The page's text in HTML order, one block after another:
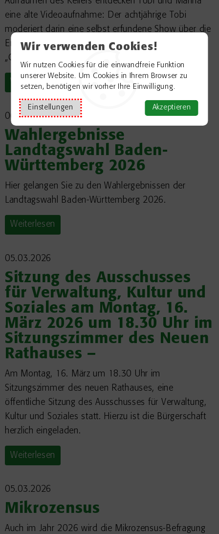
Wir verwenden Cookies!
Wir nutzen Cookies für die einwandfreie Funktion
unserer Website. Um Cookies in Ihrem Browser zu
setzen, benötigen wir vorher Ihre Einwilligung.
Einstellungen Akzeptieren
eine alte Videoaufnahme: Der achtjährige Tobi
moderiert darin eine selbst erfundene Show über die
Erde in unseren Böden – und stellt seine allererste
„Checker-Frage“:
Weiterlesen
06.03.2026
Wahlergebnisse
Landtagswahl Baden-
Württemberg 2026
Hier gelangen Sie zu den Wahlergebnissen der
Landtagswahl Baden-Württemberg 2026.
Weiterlesen
05.03.2026
Sitzung des Ausschusses
für Verwaltung, Kultur und
Soziales am Montag, 16.
März 2026 um 18.30 Uhr im
Sitzungszimmer des Neuen
Rathauses –
Am Montag, 16. März um 18.30 Uhr im
Sitzungszimmer des neuen Rathauses, eine
öffentliche Sitzung des Ausschusses für Verwaltung,
Kultur und Soziales statt. Hierzu ist die Bürgerschaft
herzlich eingeladen.
Weiterlesen
05.03.2026
Mikrozensus
Auch im Jahr 2026 wird die Mikrozensus-Befragung